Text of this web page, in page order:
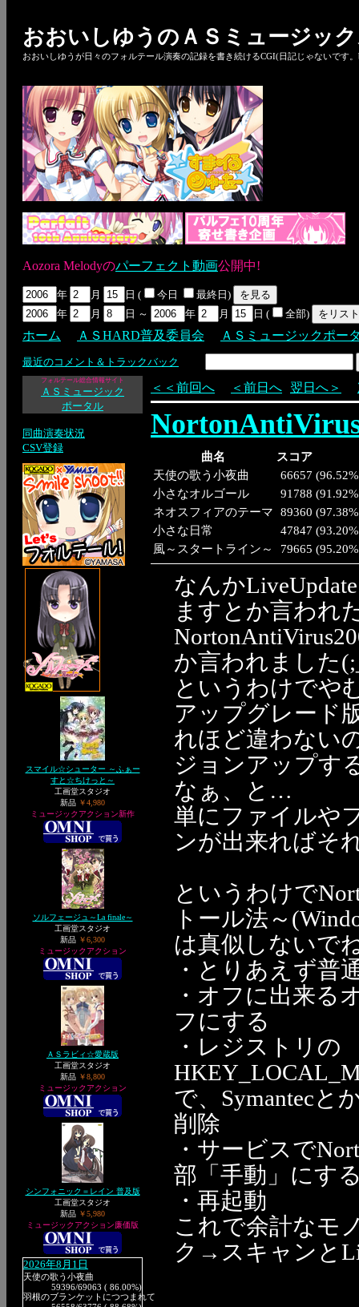
おおいしゆうのＡＳミュージッ
おおいしゆうが日々のフォルテール演奏の記録を書き続けるCGI(日記じゃないです
Aozora Melodyのパーフェクト動画公開中!
年 月 日 ( 今日
最終日)
年
月 日 ～ 年 月 日 ( 全部)
ホーム ＡＳHARD普及委員会 ＡＳミュージックポー
最近のコメント＆トラックバック
フォルテール総合情報サイト
ＡＳミュージック
ポータル
同曲演奏状況
CSV登録
スマイル☆シューター ～ふぁー
すと☆ちけっと～
工画堂スタジオ
新品 ￥4,980
ミュージックアクション新作
ソルフェージュ～La finale～
工画堂スタジオ
新品 ￥6,300
ミュージックアクション
ＡＳラビィ☆愛蔵版
工画堂スタジオ
新品 ￥8,800
ミュージックアクション
シンフォニック＝レイン 普及版
工画堂スタジオ
新品 ￥5,980
ミュージックアクション廉価版
2026年8月1日
天使の歌う小夜曲
59396/69063 ( 86.00%)
羽根のブランケットにつつまれて
＜＜前回へ ＜前日へ 翌日へ＞
曲名
スコア
天使の歌う小夜曲
66657 (96.52%
小さなオルゴール
91788 (91.92%
ネオスフィアのテーマ
89360 (97.38%
小さな日常
47847 (93.20%
風～スタートライン～
79665 (95.20%
なんか
ますとか言われ
か言われました
というわけでや
アップグレード
れほど違わない
ジョンアップす
なぁ、と…
単にファイルや
ンが出来ればそ
というわけで
トール法～
は真似しないで
・とりあえず普
・オフに出来る
フにする
・レジストリの
で、Symantecと
削除
・サービスで
部「手動」にす
・再起動
これで余計なモ
ク→スキャンと